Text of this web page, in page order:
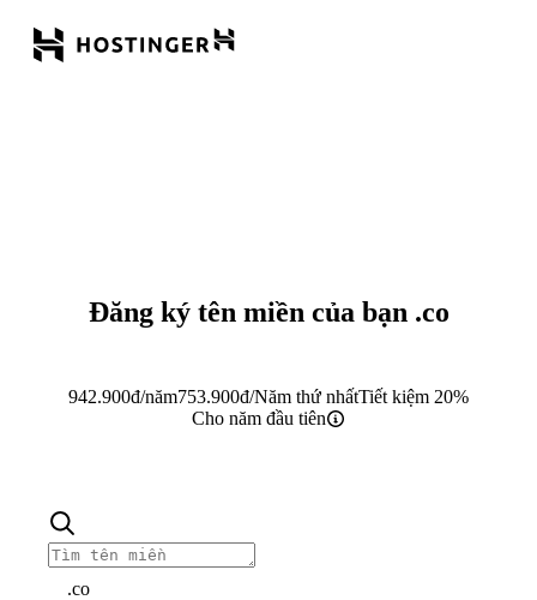
Đăng ký tên miền của bạn .co
942.900đ/năm753.900đ/Năm thứ nhấtTiết kiệm 20%
Cho năm đầu tiên
.co